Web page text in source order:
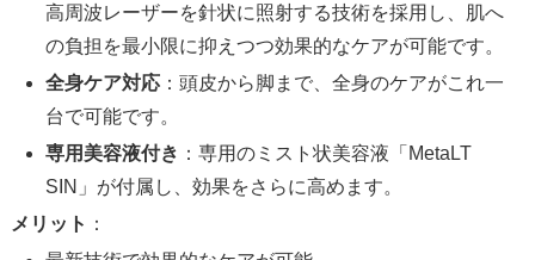
高周波レーザーを針状に照射する技術を採用し、肌へ
の負担を最小限に抑えつつ効果的なケアが可能です。
全身ケア対応 ：頭皮から脚まで、全身のケアがこれ一
台で可能です。
専用美容液付き ：専用のミスト状美容液「MetaLT
SIN」が付属し、効果をさらに高めます。
メリット ：